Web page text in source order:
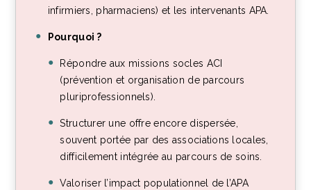
infirmiers, pharmaciens) et les intervenants APA.
Pourquoi ?
Répondre aux missions socles ACI
(prévention et organisation de parcours
pluriprofessionnels).
Structurer une offre encore dispersée,
souvent portée par des associations locales,
difficilement intégrée au parcours de soins.
Valoriser l’impact populationnel de l’APA